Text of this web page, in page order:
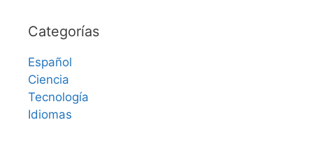
Categorías
Español
Ciencia
Tecnología
Idiomas